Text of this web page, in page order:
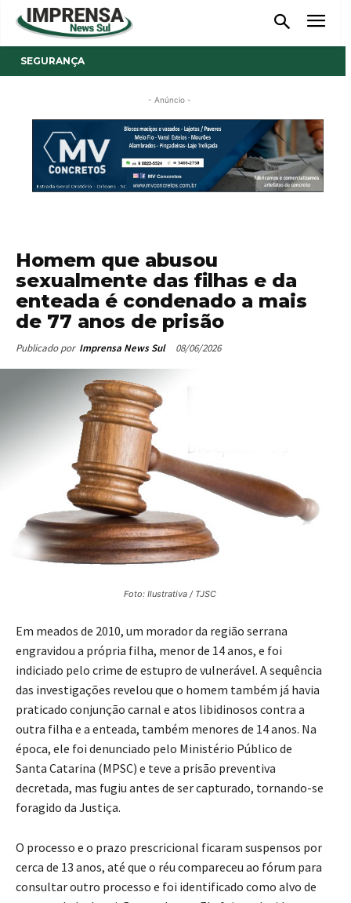
SEGURANÇA
- Anúncio -
Homem que abusou
sexualmente das filhas e da
enteada é condenado a mais
de 77 anos de prisão
Publicado por Imprensa News Sul 08/06/2026
Foto: Ilustrativa / TJSC
Em meados de 2010, um morador da região serrana
engravidou a própria filha, menor de 14 anos, e foi
indiciado pelo crime de estupro de vulnerável. A sequência
das investigações revelou que o homem também já havia
praticado conjunção carnal e atos libidinosos contra a
outra filha e a enteada, também menores de 14 anos. Na
época, ele foi denunciado pelo Ministério Público de
Santa Catarina (MPSC) e teve a prisão preventiva
decretada, mas fugiu antes de ser capturado, tornando-se
foragido da Justiça.
O processo e o prazo prescricional ficaram suspensos por
cerca de 13 anos, até que o réu compareceu ao fórum para
consultar outro processo e foi identificado como alvo de